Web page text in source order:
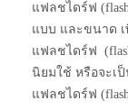
แฟลชไดร์ฟ
แบบ และขนาด
แฟลชไดร์ฟ
นิยมใช้ หรือจะเ
แฟลชไดร์ฟ